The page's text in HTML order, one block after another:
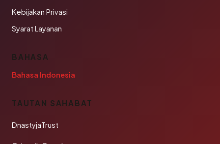
Kebijakan Privasi
Syarat Layanan
BAHASA
Bahasa Indonesia
TAUTAN SAHABAT
DnastyjaTrust